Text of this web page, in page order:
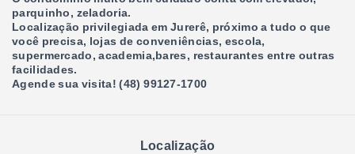
parquinho, zeladoria.
Localização privilegiada em Jurerê, próximo a tudo o que
você precisa, lojas de conveniências, escola,
supermercado, academia,bares, restaurantes entre outras
facilidades.
Agende sua visita! (48) 99127-1700
Localização